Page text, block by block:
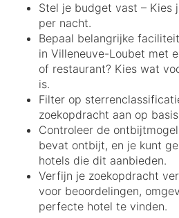
Stel je budget vast – Kies
per nacht.
Bepaal belangrijke
in Villeneuve-Loubet met
of restaurant? Kies wat
is.
Filter op
zoekopdracht aan op
Controleer de
bevat ontbijt, en je kunt
hotels die dit aanbieden.
Verfijn je zoekopdracht
voor beoordelingen,
perfecte hotel te vinden.